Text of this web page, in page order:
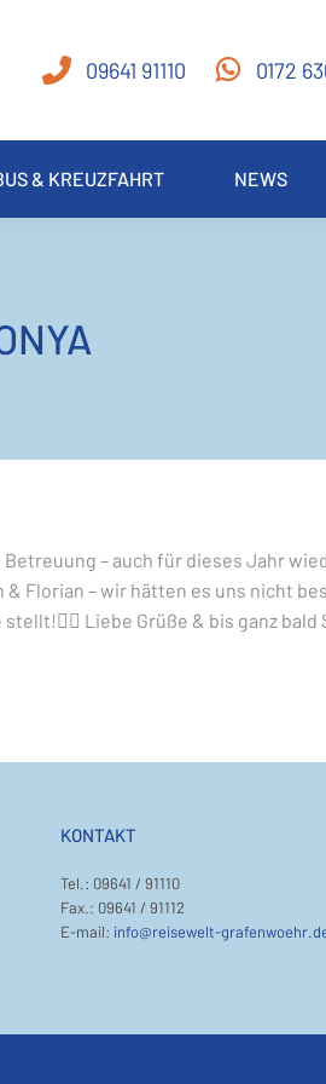
09641 91110 0172
& KREUZFAHRT NEWS
– auch für dieses Jahr
– wir hätten es uns nicht
Liebe Grüße & bis ganz bald
KONTAKT
Tel.: 09641 / 91110
Fax.: 09641 / 91112
E-mail: info@reisewelt-